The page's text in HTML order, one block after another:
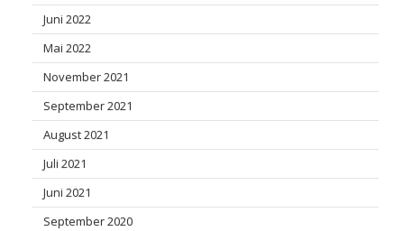
Juni 2022
Mai 2022
November 2021
September 2021
August 2021
Juli 2021
Juni 2021
September 2020